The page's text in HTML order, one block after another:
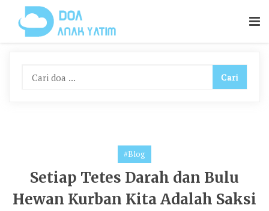
Content
#Blog
Setiap Tetes Darah dan Bulu
Hewan Kurban Kita Adalah Saksi